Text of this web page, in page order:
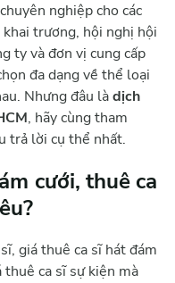
nghiệp cho các
trương, hội nghị hội
ty và đơn vị cung cấp
đa dạng về thể loại
Nhưng đâu làdịch
, hãy cùng tham
trả lời cụ thể nhất.
cưới, thuê ca
giá thuê ca sĩ hát đám
ca sĩ sự kiện mà